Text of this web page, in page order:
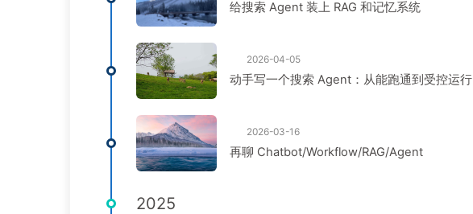
给搜索 Agent 装上 RAG 和记忆系统
2026-04-05
动手写一个搜索 Agent：从能跑通到受控运行
2026-03-16
再聊 Chatbot/Workflow/RAG/Agent
2025